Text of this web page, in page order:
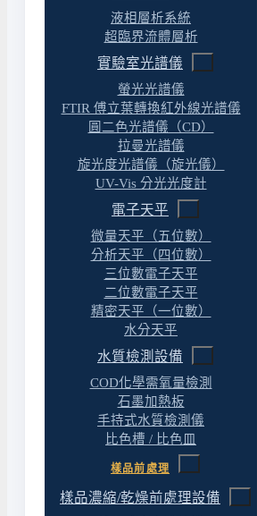
液相層析系統
超臨界流體層析
實驗室光譜儀
螢光光譜儀
FTIR 傅立葉轉換紅外線光譜儀
圓二色光譜儀（CD）
拉曼光譜儀
旋光度光譜儀（旋光儀）
UV-Vis 分光光度計
電子天平
微量天平（五位數）
分析天平（四位數）
三位數電子天平
二位數電子天平
精密天平（一位數）
水分天平
水質檢測設備
COD化學需氧量檢測
石墨加熱板
手持式水質檢測儀
比色槽 / 比色皿
樣品前處理
樣品濃縮/乾燥前處理設備